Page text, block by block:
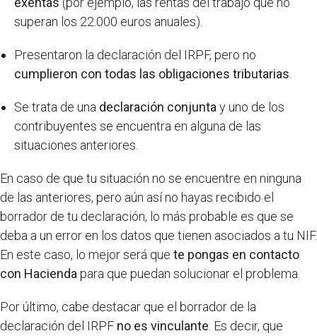
superan los 22.000 euros anuales).
Presentaron la declaración del IRPF, pero no
cumplieron con todas las obligaciones tributarias
Se trata de una declaración conjunta y uno de los
contribuyentes se encuentra en alguna de las
situaciones anteriores.
En caso de que tu situación no se encuentre en ninguna
de las anteriores, pero aún así no hayas recibido el
borrador de tu declaración, lo más probable es que se
deba a un error en los datos que tienen asociados a tu NIF.
En este caso, lo mejor será que te pongas en contacto
con Hacienda para que puedan solucionar el problema.
Por último, cabe destacar que el borrador de la
declaración del IRPF no es vinculante . Es decir, que